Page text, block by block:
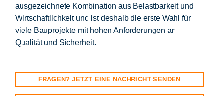
ausgezeichnete Kombination aus Belastbarkeit und
Wirtschaftlichkeit und ist deshalb die erste Wahl für
viele Bauprojekte mit hohen Anforderungen an
Qualität und Sicherheit.
FRAGEN? JETZT EINE NACHRICHT SENDEN